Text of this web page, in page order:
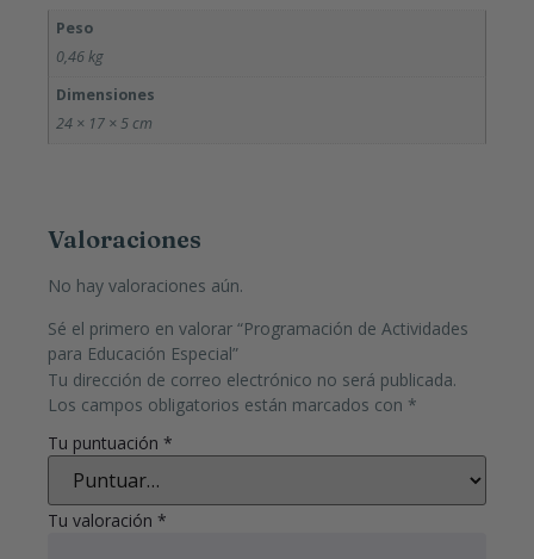
Peso
0,46 kg
Dimensiones
24 × 17 × 5 cm
Valoraciones
No hay valoraciones aún.
Sé el primero en valorar “Programación de Actividades
para Educación Especial”
Tu dirección de correo electrónico no será publicada.
Los campos obligatorios están marcados con *
Tu puntuación *
Tu valoración *